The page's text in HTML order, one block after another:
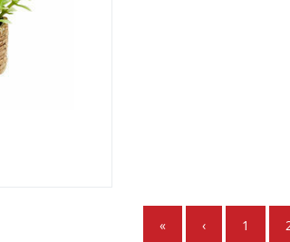
« ‹ 1